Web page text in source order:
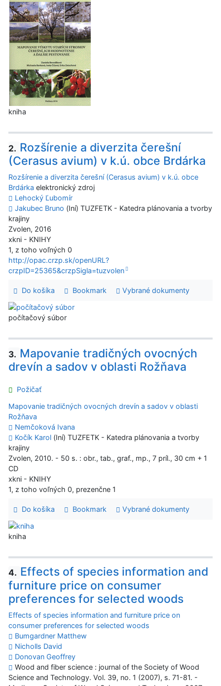
kniha
2. Rozšírenie a diverzita čerešní
(Cerasus avium) v k.ú. obce Brdárka
Rozšírenie a diverzita čerešní (Cerasus avium) v k.ú. obce
Brdárka elektronický zdroj
Lehocký Ľubomír
Jakubec Bruno (Iní) TUZFETK - Katedra plánovania a tvorby
krajiny
Zvolen, 2016
xkni - KNIHY
1, z toho voľných 0
http://opac.crzp.sk/openURL?
crzpID=25365&crzpSigla=tuzvolen
Do košíka Bookmark Vybrané dokumenty
počítačový súbor
3. Mapovanie tradičných ovocných
drevín a sadov v oblasti Rožňava
Požičať
Mapovanie tradičných ovocných drevín a sadov v oblasti
Rožňava
Nemčoková Ivana
Kočík Karol (Iní) TUZFETK - Katedra plánovania a tvorby
krajiny
Zvolen, 2010. - 50 s. : obr., tab., graf., mp., 7 príl., 30 cm + 1
CD
xkni - KNIHY
1, z toho voľných 0, prezenčne 1
Do košíka Bookmark Vybrané dokumenty
kniha
4. Effects of species information and
furniture price on consumer
preferences for selected woods
Effects of species information and furniture price on
consumer preferences for selected woods
Bumgardner Matthew
Nicholls David
Donovan Geoffrey
Wood and fiber science : journal of the Society of Wood
Science and Technology. Vol. 39, no. 1 (2007), s. 71-81. -